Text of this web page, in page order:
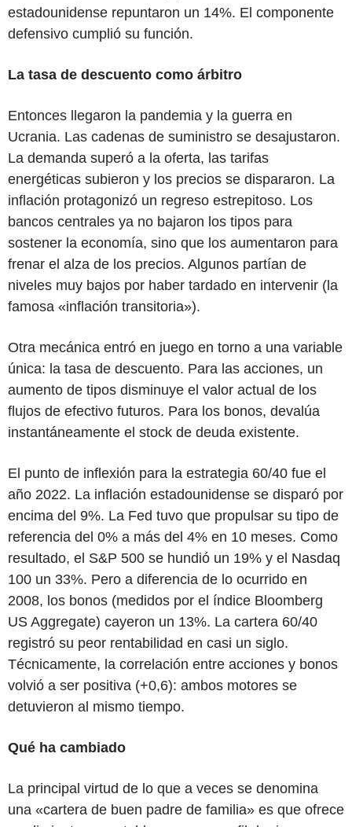
estadounidense repuntaron un 14%. El componente
defensivo cumplió su función.
La tasa de descuento como árbitro
Entonces llegaron la pandemia y la guerra en
Ucrania. Las cadenas de suministro se desajustaron.
La demanda superó a la oferta, las tarifas
energéticas subieron y los precios se dispararon. La
inflación protagonizó un regreso estrepitoso. Los
bancos centrales ya no bajaron los tipos para
sostener la economía, sino que los aumentaron para
frenar el alza de los precios. Algunos partían de
niveles muy bajos por haber tardado en intervenir (la
famosa «inflación transitoria»).
Otra mecánica entró en juego en torno a una variable
única: la tasa de descuento. Para las acciones, un
aumento de tipos disminuye el valor actual de los
flujos de efectivo futuros. Para los bonos, devalúa
instantáneamente el stock de deuda existente.
El punto de inflexión para la estrategia 60/40 fue el
año 2022. La inflación estadounidense se disparó por
encima del 9%. La Fed tuvo que propulsar su tipo de
referencia del 0% a más del 4% en 10 meses. Como
resultado, el S&P 500 se hundió un 19% y el Nasdaq
100 un 33%. Pero a diferencia de lo ocurrido en
2008, los bonos (medidos por el índice Bloomberg
US Aggregate) cayeron un 13%. La cartera 60/40
registró su peor rentabilidad en casi un siglo.
Técnicamente, la correlación entre acciones y bonos
volvió a ser positiva (+0,6): ambos motores se
detuvieron al mismo tiempo.
Qué ha cambiado
La principal virtud de lo que a veces se denomina
una «cartera de buen padre de familia» es que ofrece